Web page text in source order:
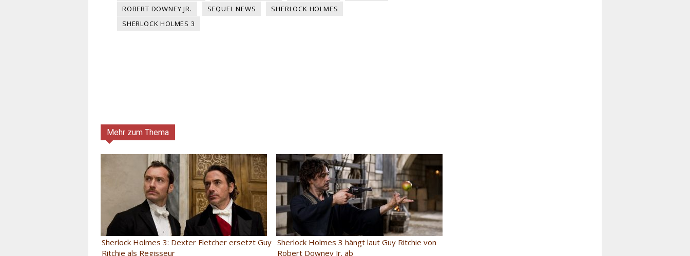
ROBERT DOWNEY JR.
SEQUEL NEWS
SHERLOCK HOLMES
SHERLOCK HOLMES 3
Mehr zum Thema
Sherlock Holmes 3: Dexter Fletcher ersetzt Guy
Ritchie als Regisseur
Sherlock Holmes 3 hängt laut Guy Ritchie von
Robert Downey Jr. ab